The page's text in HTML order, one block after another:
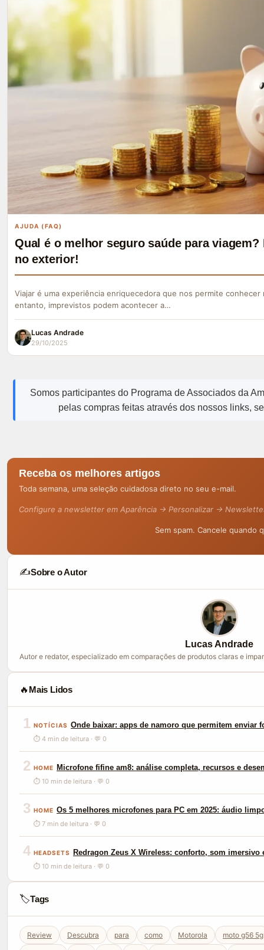
AJUDA (FAQ)
Qual é o melhor seguro saúde para
no exterior!
Viajar é uma experiência enriquecedora que nos permite
entanto, imprevistos podem acontecer a…
Lucas Andrade
29/10/2025
Somos participantes do Programa de Associados da
pelas compras feitas através dos nossos links,
Receba os melhores artigos
Toda semana, uma seleção cuidadosa direto no seu e-mail.
Configure a newsletter em Aparência → Personalizar →
Sem spam. Cancele quando
✍️Sobre o Autor
Lucas Andrade
Autor e redator, especializado em comparações de produtos claras e
🔥 Mais Lidos
1 NOTÍCIAS Onde baixar: apps de namoro que permitem enviar
⏱ 4 min de leitura · 💬 0
2 HOME Microfone fifine am8: análise completa, recursos e
⏱ 10 min de leitura · 💬 0
3 HOME Os 5 melhores microfones para PC em 2025: áudio
⏱ 7 min de leitura · 💬 0
4 HEADSETS Redragon Zeus X Wireless: conforto, som
⏱ 10 min de leitura · 💬 0
🏷️Tags
Review Descubra para como Motorola moto g56 5g